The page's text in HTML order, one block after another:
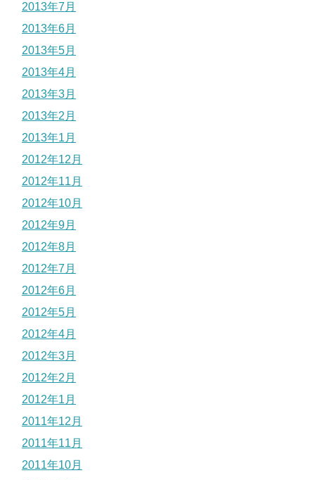
2013年7月
2013年6月
2013年5月
2013年4月
2013年3月
2013年2月
2013年1月
2012年12月
2012年11月
2012年10月
2012年9月
2012年8月
2012年7月
2012年6月
2012年5月
2012年4月
2012年3月
2012年2月
2012年1月
2011年12月
2011年11月
2011年10月